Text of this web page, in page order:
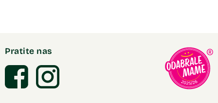
Pratite nas